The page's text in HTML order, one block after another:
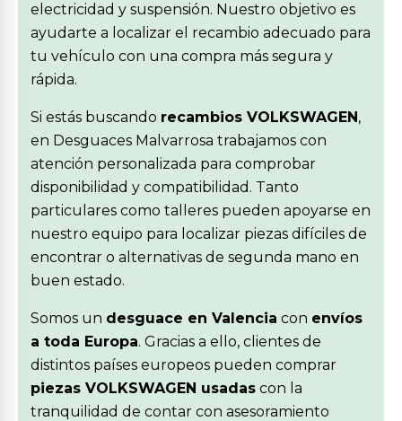
electricidad y suspensión. Nuestro objetivo es
ayudarte a localizar el recambio adecuado para
tu vehículo con una compra más segura y
rápida.
Si estás buscando recambios VOLKSWAGEN,
en Desguaces Malvarrosa trabajamos con
atención personalizada para comprobar
disponibilidad y compatibilidad. Tanto
particulares como talleres pueden apoyarse en
nuestro equipo para localizar piezas difíciles de
encontrar o alternativas de segunda mano en
buen estado.
Somos un desguace en Valencia con envíos
a toda Europa. Gracias a ello, clientes de
distintos países europeos pueden comprar
piezas VOLKSWAGEN usadas con la
tranquilidad de contar con asesoramiento